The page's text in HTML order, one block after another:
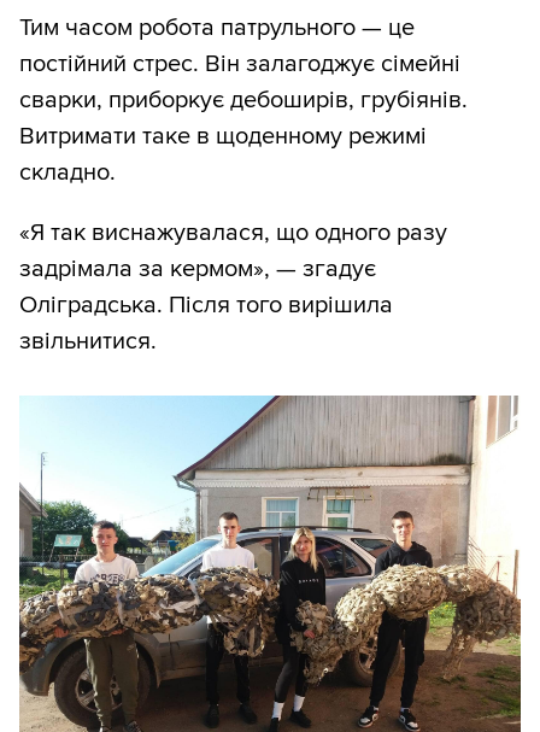
Тим часом робота патрульного — це
постійний стрес. Він залагоджує сімейні
сварки, приборкує дебоширів, грубіянів.
Витримати таке в щоденному режимі
складно.
«Я так виснажувалася, що одного разу
задрімала за кермом», — згадує
Оліградська. Після того вирішила
звільнитися.